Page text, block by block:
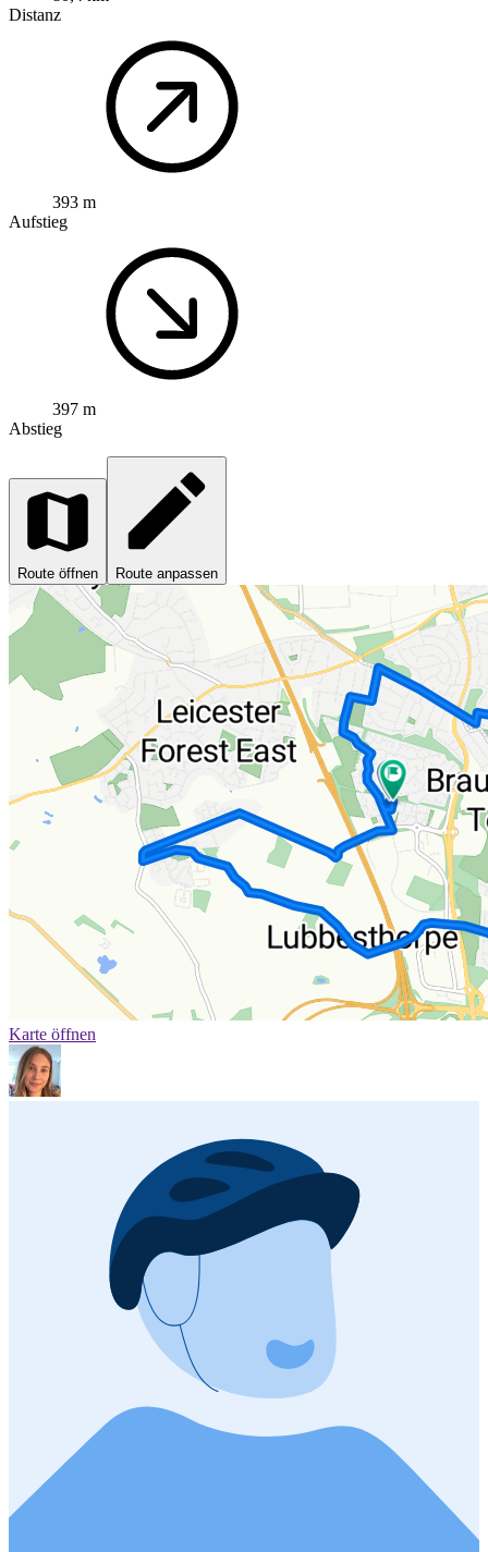
Distanz
393 m
Aufstieg
397 m
Abstieg
Route öffnen Route anpassen
Karte öffnen